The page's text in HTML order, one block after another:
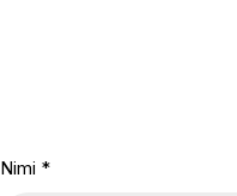
Nimi *